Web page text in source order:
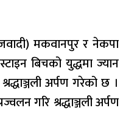
मकवानपुर र नेकपा
बिचको युद्धमा ज्यान
अर्पण गरेको छ ।
गरि श्रद्धाञ्जली अर्पण